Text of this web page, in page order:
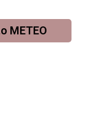
ΜΕΤΕΟ